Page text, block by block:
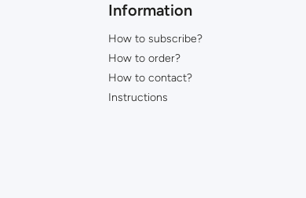
Information
How to subscribe?
How to order?
How to contact?
Instructions